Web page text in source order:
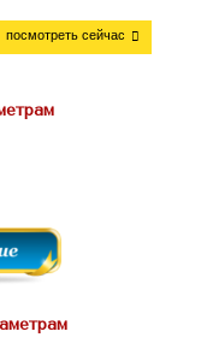
посмотреть сейчас